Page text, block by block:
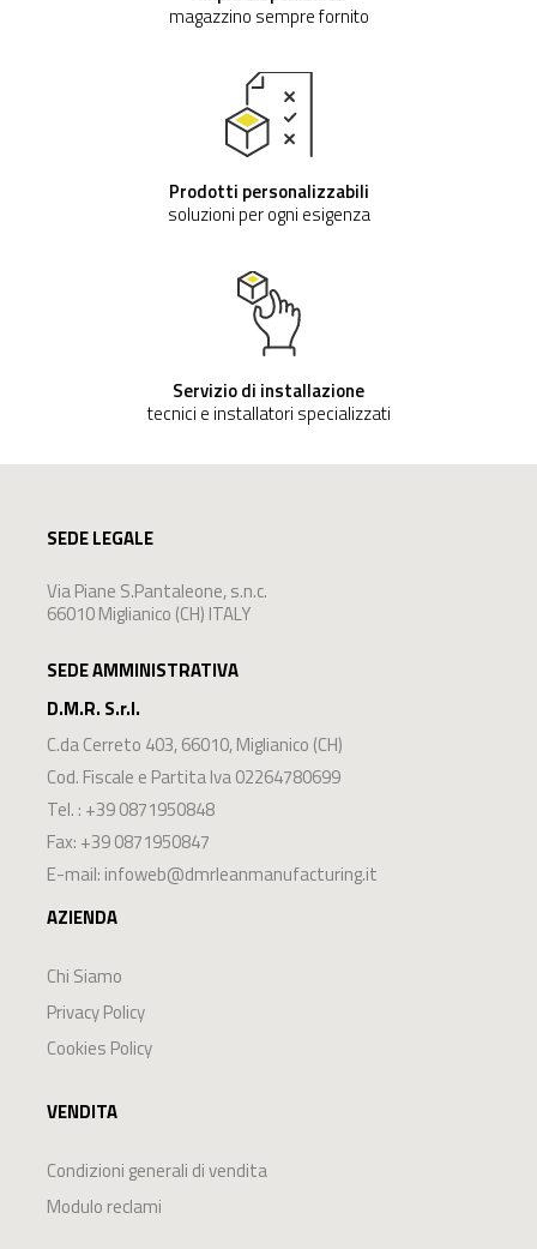
magazzino sempre fornito
Prodotti personalizzabili
soluzioni per ogni esigenza
Servizio di installazione
tecnici e installatori specializzati
SEDE LEGALE
Via Piane S.Pantaleone, s.n.c.
66010 Miglianico (CH) ITALY
SEDE AMMINISTRATIVA
D.M.R. S.r.l.
C.da Cerreto 403,66010,Miglianico (CH)
Cod. Fiscale e Partita Iva 02264780699
Tel. : +39 0871950848
Fax: +39 0871950847
E-mail: infoweb@dmrleanmanufacturing.it
AZIENDA
Chi Siamo
Privacy Policy
Cookies Policy
VENDITA
Condizioni generali di vendita
Modulo reclami